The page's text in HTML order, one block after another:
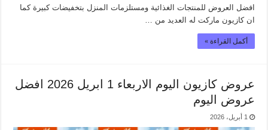
افضل العروض للمنتجات الغذائية ومستلزمات المنزل بتخفيضات كبيرة كما
ان كازيون ماركت له العديد من …
أكمل القراءة »
عروض كازيون اليوم الاربعاء 1 ابريل 2026 افضل
عروض اليوم
1 أبريل، 2026